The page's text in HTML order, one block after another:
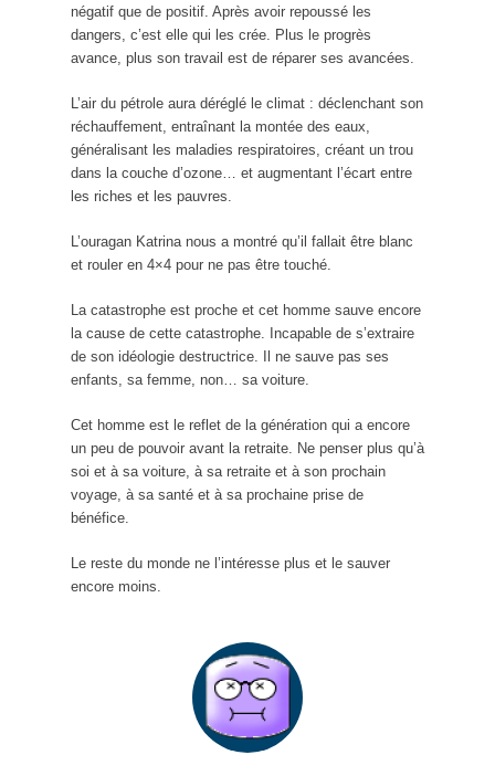
négatif que de positif. Après avoir repoussé les
dangers, c’est elle qui les crée. Plus le progrès
avance, plus son travail est de réparer ses avancées.
L’air du pétrole aura déréglé le climat : déclenchant son
réchauffement, entraînant la montée des eaux,
généralisant les maladies respiratoires, créant un trou
dans la couche d’ozone… et augmentant l’écart entre
les riches et les pauvres.
L’ouragan Katrina nous a montré qu’il fallait être blanc
et rouler en 4×4 pour ne pas être touché.
La catastrophe est proche et cet homme sauve encore
la cause de cette catastrophe. Incapable de s’extraire
de son idéologie destructrice. Il ne sauve pas ses
enfants, sa femme, non… sa voiture.
Cet homme est le reflet de la génération qui a encore
un peu de pouvoir avant la retraite. Ne penser plus qu’à
soi et à sa voiture, à sa retraite et à son prochain
voyage, à sa santé et à sa prochaine prise de
bénéfice.
Le reste du monde ne l’intéresse plus et le sauver
encore moins.